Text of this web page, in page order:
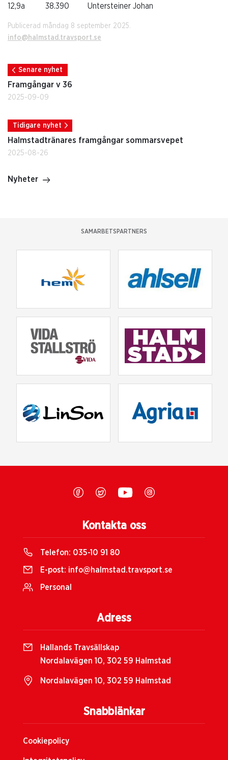
12,9a
38.390 Untersteiner Johan
Publicerad måndag 8 september 2025.
info@halmstad.travsport.se
Senare nyhet
Framgångar v 36
2025-09-09
Tidigare nyhet
Halmstadtränares framgångar sommarsvepet
2025-08-26
Nyheter
SAMARBETSPARTNERS
Snabblänkar
Cookiepolicy
Kontakta oss
Telefon: 035-10 91 80
E-post: info@halmstad.travsport.se
Personal
Adress
Hallands Travsällskap
Nordalavägen 10, 302 59 Halmstad
Nordalavägen 10, 302 59 Halmstad